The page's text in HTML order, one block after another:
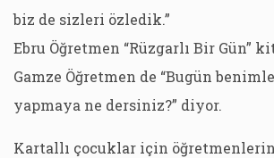
biz de sizleri özledik.”
Ebru Öğretmen “Rüzgarlı Bir Gün”
Gamze Öğretmen de “Bugün
yapmaya ne dersiniz?” diyor.
Kartallı çocuklar için